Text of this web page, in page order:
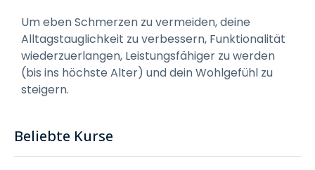
Um eben Schmerzen zu vermeiden, deine
Alltagstauglichkeit zu verbessern, Funktionalität
wiederzuerlangen, Leistungsfähiger zu werden
(bis ins höchste Alter) und dein Wohlgefühl zu
steigern.
Beliebte Kurse